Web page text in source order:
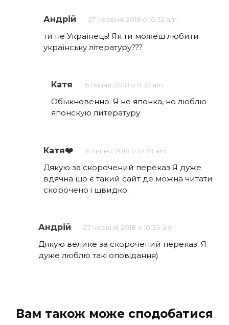
Андрій 27 Червня, 2018 о 10:32 am
ти не Українець! Як ти можеш любити
українську літературу???
Катя 6 Липня, 2018 о 8:32 am
Обыкновенно. Я не японка, но люблю
японскую литературу
Катя❤️ 6 Липня, 2018 о 10:39 am
Дякую за скорочений переказ Я дуже
вдячна що є такий сайт де можна читати
скорочено і швидко.
Андрій 27 Червня, 2018 о 10:30 am
Дякую велике за скорочений переказ. Я
дуже люблю такі оповідання)
Вам також може сподобатися